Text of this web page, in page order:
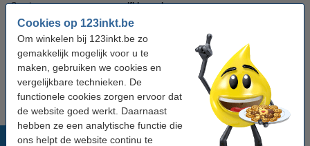
Cookies op 123inkt.be
Om winkelen bij 123inkt.be zo
gemakkelijk mogelijk voor u te
maken, gebruiken we cookies en
vergelijkbare technieken. De
functionele cookies zorgen ervoor dat
de website goed werkt. Daarnaast
hebben ze een analytische functie die
ons helpt de website continu te
Soort: zelfklevend
Afmetingen: 76 x 127 mm (LxB)
Kleur: roze
Aantal vellen: 100 vellen
Populaire producten